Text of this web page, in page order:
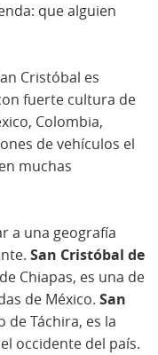
que alguien
Cristóbal es
fuerte cultura de
Colombia,
de vehículos el
muchas
a una geografía
San Cristóbal de
Chiapas, es una de
de México. San
de Táchira, es la
occidente del país.